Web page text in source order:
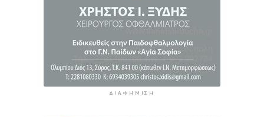
ΔΙΑΦΉΜΙΣΗ